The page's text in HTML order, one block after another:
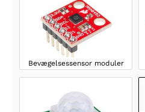
Bevægelsessensor moduler